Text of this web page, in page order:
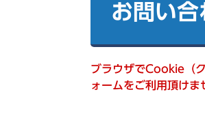
索
お問い合
ブラウザでCookie（
ォームをご利用頂けま